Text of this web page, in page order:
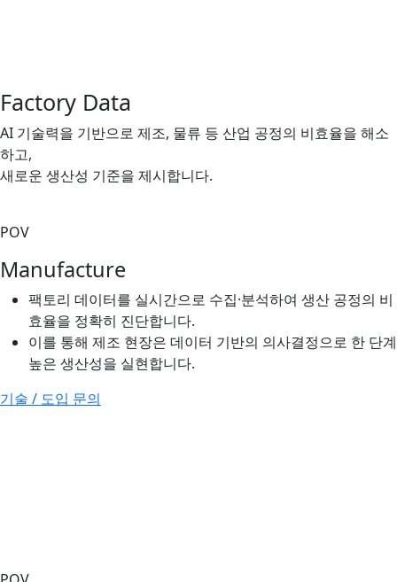
Factory Data
AI 기술력을 기반으로 제조, 물류 등 산업 공정의 비효율을 해소
하고,
새로운 생산성 기준을 제시합니다.
POV
Manufacture
팩토리 데이터를 실시간으로 수집·분석하여 생산 공정의 비
효율을 정확히 진단합니다.
이를 통해 제조 현장은 데이터 기반의 의사결정으로 한 단계
높은 생산성을 실현합니다.
기술 / 도입 문의